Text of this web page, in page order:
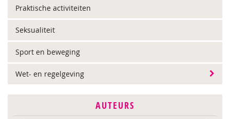
Praktische activiteiten
Seksualiteit
Sport en beweging
Wet- en regelgeving
AUTEURS